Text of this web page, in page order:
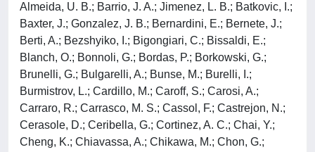
Almeida, U. B.; Barrio, J. A.; Jimenez, L. B.; Batkovic, I.;
Baxter, J.; Gonzalez, J. B.; Bernardini, E.; Bernete, J.;
Berti, A.; Bezshyiko, I.; Bigongiari, C.; Bissaldi, E.;
Blanch, O.; Bonnoli, G.; Bordas, P.; Borkowski, G.;
Brunelli, G.; Bulgarelli, A.; Bunse, M.; Burelli, I.;
Burmistrov, L.; Cardillo, M.; Caroff, S.; Carosi, A.;
Carraro, R.; Carrasco, M. S.; Cassol, F.; Castrejon, N.;
Cerasole, D.; Ceribella, G.; Cortinez, A. C.; Chai, Y.;
Cheng, K.; Chiavassa, A.; Chikawa, M.; Chon, G.;